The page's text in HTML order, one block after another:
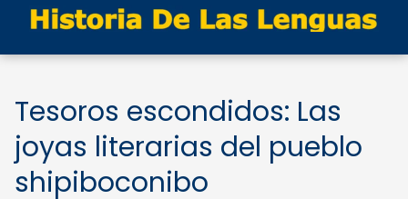
Tesoros escondidos: Las
joyas literarias del pueblo
shipiboconibo